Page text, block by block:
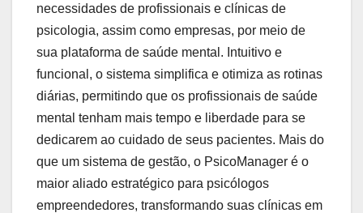
necessidades de profissionais e clínicas de
psicologia, assim como empresas, por meio de
sua plataforma de saúde mental. Intuitivo e
funcional, o sistema simplifica e otimiza as rotinas
diárias, permitindo que os profissionais de saúde
mental tenham mais tempo e liberdade para se
dedicarem ao cuidado de seus pacientes. Mais do
que um sistema de gestão, o PsicoManager é o
maior aliado estratégico para psicólogos
empreendedores, transformando suas clínicas em